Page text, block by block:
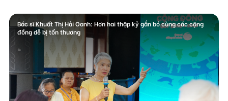
Bác sĩ Khuất Thị Hải Oanh: Hơn hai thập kỷ gắn bó cùng các cộng
đồng dễ bị tổn thương